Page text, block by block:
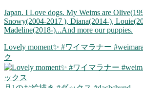
Japan. I Love dogs. My Weims are
Snowy(2004-2017 ), Diana(2014-),
Madeline(2018-)...And more our puppies.
Lovely moment✨ #ワイマラナー
ク